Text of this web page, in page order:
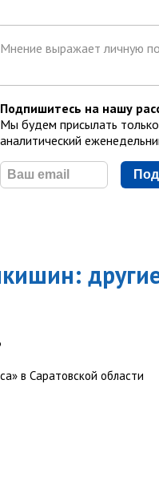
Мнение выражает личную
Подпишитесь на нашу
Мы будем присылать
аналитический
:
в Саратовской области